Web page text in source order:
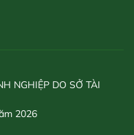
NGHIỆP DO SỞ TÀI
2026